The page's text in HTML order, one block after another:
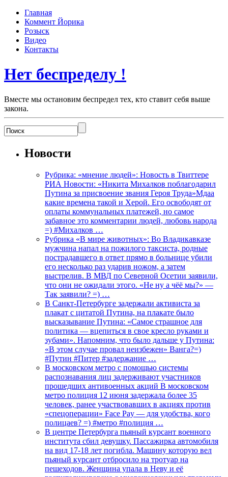
Главная
Коммент Йорика
Розыск
Видео
Контакты
Нет беспределу !
Вместе мы остановим беспредел тех, кто ставит себя выше
закона.
Новости
Рубрика: «мнение людей»: Новость в Твиттере
РИА Новости: «Никита Михалков поблагодарил
Путина за присвоение звания Героя Труда»Мдаа
какие времена такой и Херой. Его освободят от
оплаты коммунальных платежей, но самое
забавное это комментарии людей, любовь народа
=) #Михалков …
Рубрика «В мире животных»: Во Владикавказе
мужчина напал на пожилого таксиста, родные
пострадавшего в ответ прямо в больнице убили
его несколько раз ударив ножом, а затем
выстрелив. В МВД по Северной Осетии заявили,
что они не ожидали этого. «Не ну а чёё мы?» —
Так заявили? =) …
В Санкт-Петербурге задержали активиста за
плакат с цитатой Путина, на плакате было
высказывание Путина: «Самое страшное для
политика — вцепиться в свое кресло руками и
зубами». Напомним, что было дальше у Путина:
«В этом случае провал неизбежен» Ванга?=)
#Путин #Питер #задержание …
В московском метро с помощью системы
распознавания лиц задерживают участников
прошедших антивоенных акций В московском
метро полиция 12 июня задержала более 35
человек, ранее участвовавших в акциях против
«спецоперации» Face Pay — для удобства, кого
полицаев? =) #метро #полиция …
В центре Петербурга пьяный курсант военного
института сбил девушку. Пассажирка автомобиля
на вид 17-18 лет погибла. Машину которую вел
пьяный курсант отбросило на тротуар на
пешеходов. Женщина упала в Неву и её